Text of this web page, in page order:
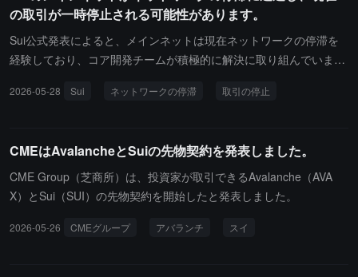
の取引が一時停止される可能性があります。
Sui公式発表によると、メインネットは現在ネットワークの停滞を
経験しており、コア開発チームが積極的に解決に取り組んでいま
り、最新の進展をできるだけ早く発表します。
2026-05-28 Sui ネットワークの停滞 取引の停止
CMEはAvalancheとSuiの先物契約を発表しました。
CME Group（芝商所）は、投資家が取引できるAvalanche（AVA
X）とSui（SUI）の先物契約を開始したと発表しました。
2026-05-26 CMEグループ アバランチ スイ